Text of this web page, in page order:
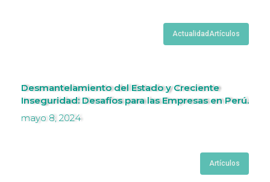
Actualidad Artículos
Desmantelamiento del Estado y Creciente
Inseguridad: Desafíos para las Empresas en Perú.
mayo 8, 2024
Artículos